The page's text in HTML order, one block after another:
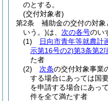
のとする。
(交付対象者)
第2条
補助金の交付の対象
いう。)は、 次の各号のい
(1)
日向市青年等就農計
示第16号の2)第3条第2
た者
(2)
次条の交付対象事業
する場合にあっては国
を申請する場合にあっ
件を全て満たす者